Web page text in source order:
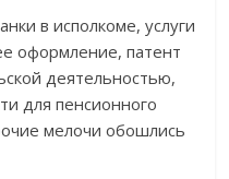
в исполкоме, услуги
оформление, патент
деятельностью,
для пенсионного
мелочи обошлись